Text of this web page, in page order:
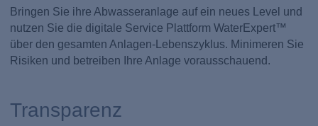
Bringen Sie ihre Abwasseranlage auf ein neues Level und
nutzen Sie die digitale Service Plattform WaterExpert™
über den gesamten Anlagen-Lebenszyklus. Minimeren Sie
Risiken und betreiben Ihre Anlage vorausschauend.
Transparenz